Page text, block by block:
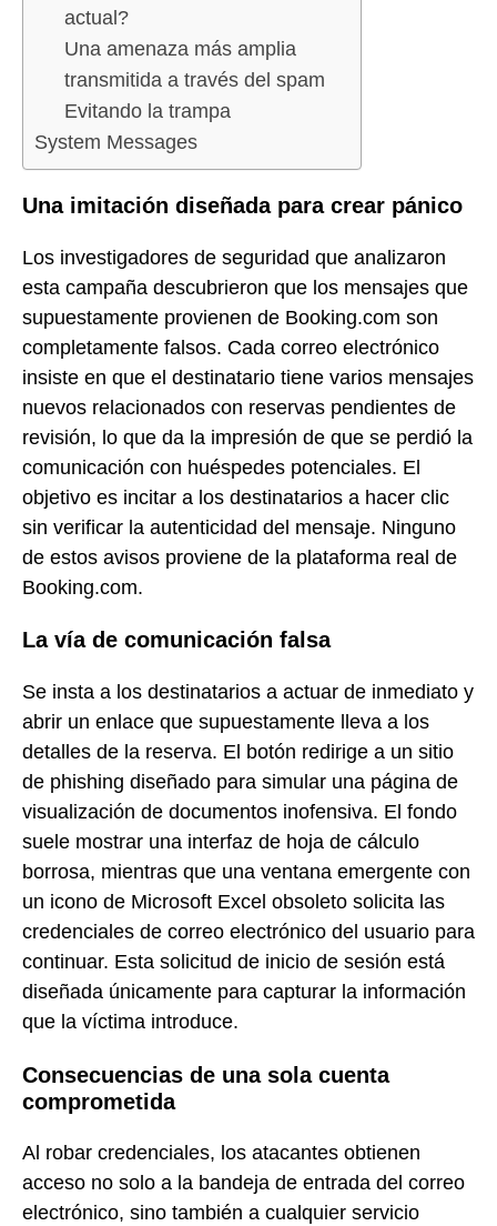
actual?
Una amenaza más amplia
transmitida a través del spam
Evitando la trampa
System Messages
Una imitación diseñada para crear pánico
Los investigadores de seguridad que analizaron
esta campaña descubrieron que los mensajes que
supuestamente provienen de Booking.com son
completamente falsos. Cada correo electrónico
insiste en que el destinatario tiene varios mensajes
nuevos relacionados con reservas pendientes de
revisión, lo que da la impresión de que se perdió la
comunicación con huéspedes potenciales. El
objetivo es incitar a los destinatarios a hacer clic
sin verificar la autenticidad del mensaje. Ninguno
de estos avisos proviene de la plataforma real de
Booking.com.
La vía de comunicación falsa
Se insta a los destinatarios a actuar de inmediato y
abrir un enlace que supuestamente lleva a los
detalles de la reserva. El botón redirige a un sitio
de phishing diseñado para simular una página de
visualización de documentos inofensiva. El fondo
suele mostrar una interfaz de hoja de cálculo
borrosa, mientras que una ventana emergente con
un icono de Microsoft Excel obsoleto solicita las
credenciales de correo electrónico del usuario para
continuar. Esta solicitud de inicio de sesión está
diseñada únicamente para capturar la información
que la víctima introduce.
Consecuencias de una sola cuenta
comprometida
Al robar credenciales, los atacantes obtienen
acceso no solo a la bandeja de entrada del correo
electrónico, sino también a cualquier servicio